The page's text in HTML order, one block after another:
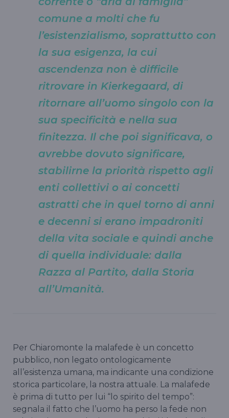
comune a molti che fu
l’esistenzialismo, soprattutto con
la sua esigenza, la cui
ascendenza non è difficile
ritrovare in Kierkegaard, di
ritornare all’uomo singolo con la
sua specificità e nella sua
finitezza. Il che poi significava, o
avrebbe dovuto significare,
stabilirne la priorità rispetto agli
enti collettivi o ai concetti
astratti che in quel torno di anni
e decenni si erano impadroniti
della vita sociale e quindi anche
di quella individuale: dalla
Razza al Partito, dalla Storia
all’Umanità.
Per Chiaromonte la malafede è un concetto
pubblico, non legato ontologicamente
all’esistenza umana, ma indicante una condizione
storica particolare, la nostra attuale. La malafede
è prima di tutto per lui “lo spirito del tempo”:
segnala il fatto che l’uomo ha perso la fede non